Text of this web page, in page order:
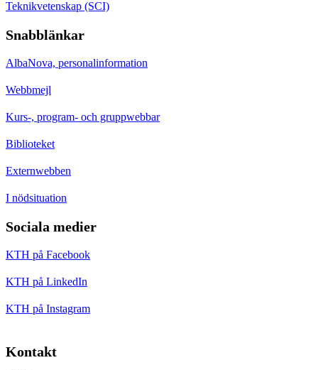
Teknikvetenskap (SCI)
Snabblänkar
AlbaNova, personalinformation
Webbmejl
Kurs-, program- och gruppwebbar
Biblioteket
Externwebben
I nödsituation
Sociala medier
KTH på Facebook
KTH på LinkedIn
KTH på Instagram
Kontakt